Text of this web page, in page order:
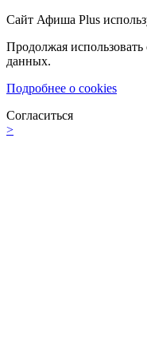
Сайт Афиша Plus
Продолжая использовать
данных.
Подробнее о cookies
Согласиться
>